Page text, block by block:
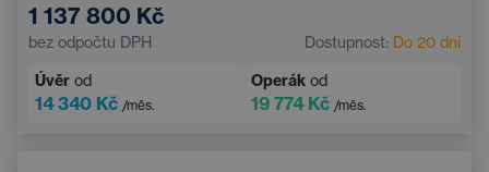
Panoramatická střecha
Vyhřívané čelní sklo
1 137 800 Kč
bez odpočtu DPH Dostupnost: Do 20 dní
Úvěr od
14 340 Kč /měs.
Operák od
19 774 Kč /měs.